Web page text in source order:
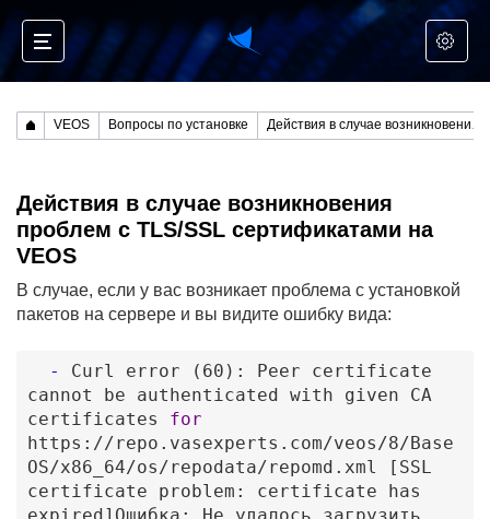
VEOS Вопросы по установке Действия в случае возникновения проблем с TLS/SSL сертификатами на VEOS
Действия в случае возникновения
проблем с TLS/SSL сертификатами на
VEOS
В случае, если у вас возникает проблема с установкой
пакетов на сервере и вы видите ошибку вида:
- Curl error (60 ) : Peer
certificate
cannot
be authenticated with given
CA
certificates
for
https : //repo .vasexperts .com/veos/8/Base
OS/x86_64/os/repodata/repomd .xml
[SSL
certificate
problem : certificate
has